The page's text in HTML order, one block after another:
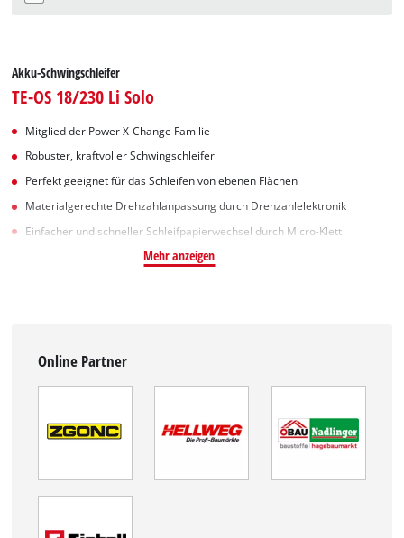
Akku-Schwingschleifer
TE-OS 18/230 Li Solo
Mitglied der Power X-Change Familie
Robuster, kraftvoller Schwingschleifer
Perfekt geeignet für das Schleifen von ebenen Flächen
Materialgerechte Drehzahlanpassung durch Drehzahlelektronik
Einfacher und schneller Schleifpapierwechsel durch Micro-Klett
Mehr anzeigen
Online Partner